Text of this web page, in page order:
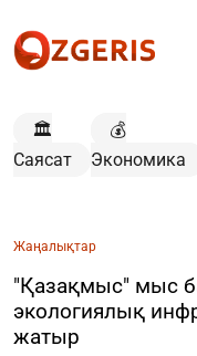
🏛️
Саясат
💰
Экономика
Жаңалықтар
"Қазақмыс" мыс
экологиялық
жатыр